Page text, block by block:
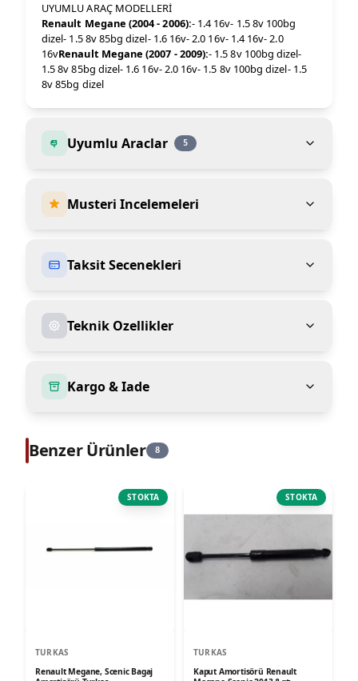
UYUMLU ARAÇ MODELLERİ
Renault Megane (2004 - 2006):- 1.4 16v- 1.5 8v 100bg
dizel- 1.5 8v 85bg dizel- 1.6 16v- 2.0 16v- 1.4 16v- 2.0
16vRenault Megane (2007 - 2009):- 1.5 8v 100bg dizel-
1.5 8v 85bg dizel- 1.6 16v- 2.0 16v- 1.5 8v 100bg dizel- 1.5
8v 85bg dizel
Uyumlu Araclar 5
Musteri Incelemeleri
Taksit Secenekleri
Teknik Ozellikler
Kargo & Iade
Benzer Ürünler 8
STOKTA
TURKAS
Renault Megane, Scenic Bagaj
STOKTA
TURKAS
Kaput Amortisörü Renault